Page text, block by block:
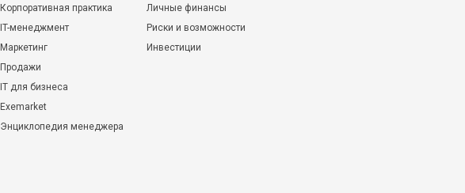
Корпоративная практика
IT-менеджмент
Маркетинг
Продажи
IT для бизнеса
Exemarket
Энциклопедия менеджера
Личные финансы
Риски и возможности
Инвестиции